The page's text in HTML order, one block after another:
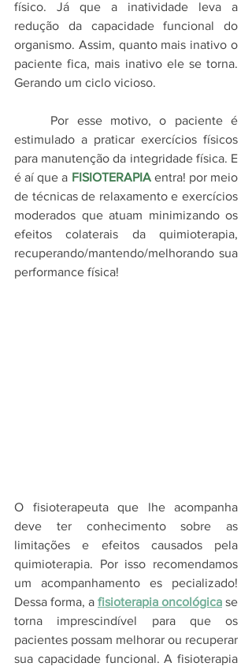
físico. Já que a inatividade leva a
redução da capacidade funcional do
organismo. Assim, quanto mais inativo o
paciente fica, mais inativo ele se torna.
Gerando um ciclo vicioso.
estimulado a praticar exercícios físicos
para manutenção da integridade física. E
é aí que a FISIOTERAPIA entra! por meio
de técnicas de relaxamento e exercícios
moderados que atuam minimizando os
efeitos colaterais da quimioterapia,
recuperando/mantendo/melhorando sua
performance física!
O fisioterapeuta que lhe acompanha
deve ter conhecimento sobre as
limitações e efeitos causados pela
quimioterapia. Por isso recomendamos
um acompanhamento es pecializado!
Dessa forma, a fisioterapia oncológica se
torna imprescindível para que os
pacientes possam melhorar ou recuperar
sua capacidade funcional. A fisioterapia